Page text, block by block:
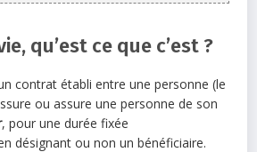
qu’est ce que c’est ?
contrat établi entre une personne (le
ou assure une personne de son
, pour une durée fixée
désignant ou non un bénéficiaire.